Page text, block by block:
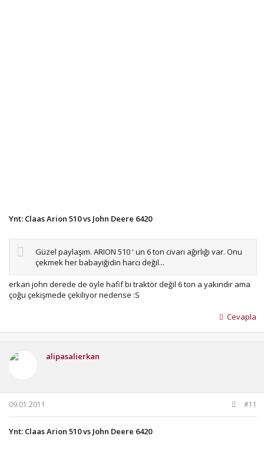
Ynt: Claas Arion 510 vs John Deere 6420
Güzel paylaşım. ARION 510 ' un 6 ton civarı ağırlığı var. Onu
çekmek her babayiğidin harcı değil...
erkan john derede de öyle hafif bi traktör değil 6 ton a yakındır ama
çoğu çekişmede çekiliyor nedense :S
Cevapla
alipasalierkan
09.01.2011 #11
Ynt: Claas Arion 510 vs John Deere 6420